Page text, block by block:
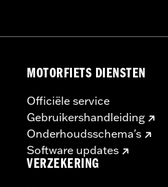
MOTORFIETS DIENSTEN
Officiële service
Gebruikershandleiding
Onderhoudsschema's
Software updates
VERZEKERING